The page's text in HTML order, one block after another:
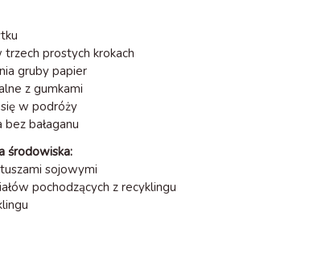
prostych krokach
gruby papier
z gumkami
w podróży
bałaganu
środowiska:
sojowymi
pochodzących z recyklingu